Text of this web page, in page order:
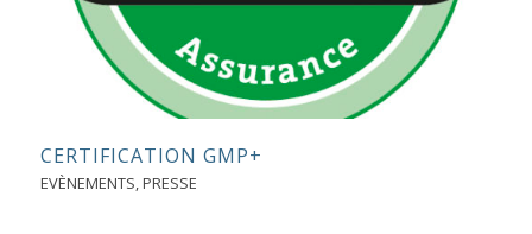
CERTIFICATION GMP+
EVÈNEMENTS,PRESSE